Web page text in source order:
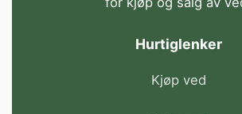
Hurtiglenker
Kjøp ved